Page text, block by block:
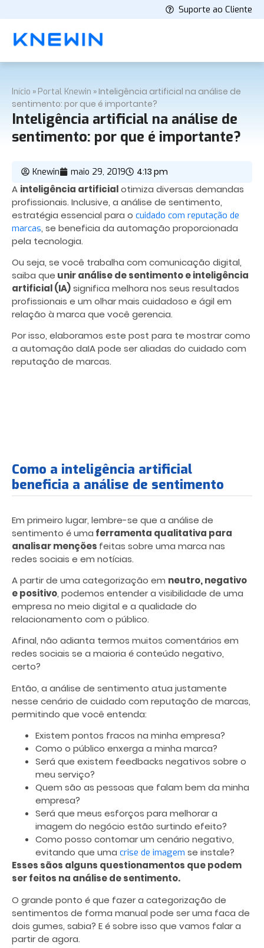
Suporte ao Cliente
Início » Portal Knewin »Inteligência artificial na análise de
sentimento: por que é importante?
Inteligência artificial na análise de
sentimento: por que é importante?
Knewin maio 29, 2019 4:13 pm
A inteligência artificialotimiza diversas demandas
profissionais. Inclusive, a análise de sentimento,
estratégia essencial para o cuidado com reputação de
marcas, se beneficia da automação proporcionada
pela tecnologia.
Ou seja, se você trabalha com comunicação digital,
saiba que unir análise de sentimento e inteligência
artificial (IA)significa melhora nos seus resultados
profissionais e um olhar mais cuidadoso e ágil em
relação à marca que você gerencia.
Por isso, elaboramos este post para te mostrar como
a automação daIA pode ser aliadas do cuidado com
reputação de marcas.
Como a inteligência artificial
beneficia a análise de sentimento
Em primeiro lugar, lembre-se que a análise de
sentimento é uma ferramenta qualitativa para
analisar menções feitas sobre uma marca nas
redes sociais e em notícias.
A partir de uma categorização em neutro, negativo
e positivo, podemos entender a visibilidade de uma
empresa no meio digital e a qualidade do
relacionamento com o público.
Afinal, não adianta termos muitos comentários em
redes sociais se a maioria é conteúdo negativo,
certo?
Então, a análise de sentimento atua justamente
nesse cenário de cuidado com reputação de marcas,
permitindo que você entenda:
Existem pontos fracos na minha empresa?
Como o público enxerga a minha marca?
Será que existem feedbacks negativos sobre o
meu serviço?
Quem são as pessoas que falam bem da minha
empresa?
Será que meus esforços para melhorar a
imagem do negócio estão surtindo efeito?
Como posso contornar um cenário negativo,
evitando que uma crise de imagem se instale?
Esses sãos alguns questionamentos que podem
ser feitos na análise de sentimento.
O grande ponto é que fazer a categorização de
sentimentos de forma manual pode ser uma faca de
dois gumes, sabia? E é sobre isso que vamos falar a
partir de agora.